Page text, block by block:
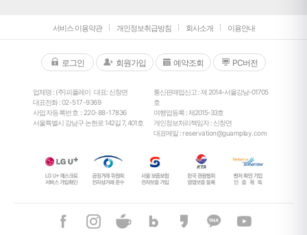
서비스 이용약관 개인정보취급방침 회사소개 이용안내
로그인 회원가입 예약조회 PC버전
업체명 : (주)피플레이 대표: 신창면
대표전화 :02-517-9369
사업자등록번호 : 220-88-17836
서울특별시 강남구 논현로 142길 7, 401호
통신판매업신고 : 제 2014-서울강남-01705
호
여행업등록 : 제2015-33호
개인정보처리책임자 : 신창면
대표메일 :reservation@guamplay.com